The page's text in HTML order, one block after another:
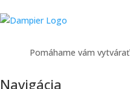
Pomáhame vám
Navigácia